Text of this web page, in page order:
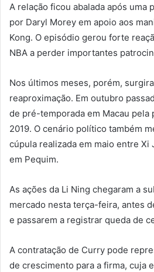
A relação ficou abalada após uma
por Daryl Morey em apoio aos
Kong. O episódio gerou forte
NBA a perder importantes
Nos últimos meses, porém,
reaproximação. Em outubro
de pré-temporada em Macau pela
2019. O cenário político também
cúpula realizada em maio entre Xi
em Pequim.
As ações da Li Ning chegaram a
mercado nesta terça-feira, antes
e passarem a registrar queda de
A contratação de Curry pode
de crescimento para a firma, cuja